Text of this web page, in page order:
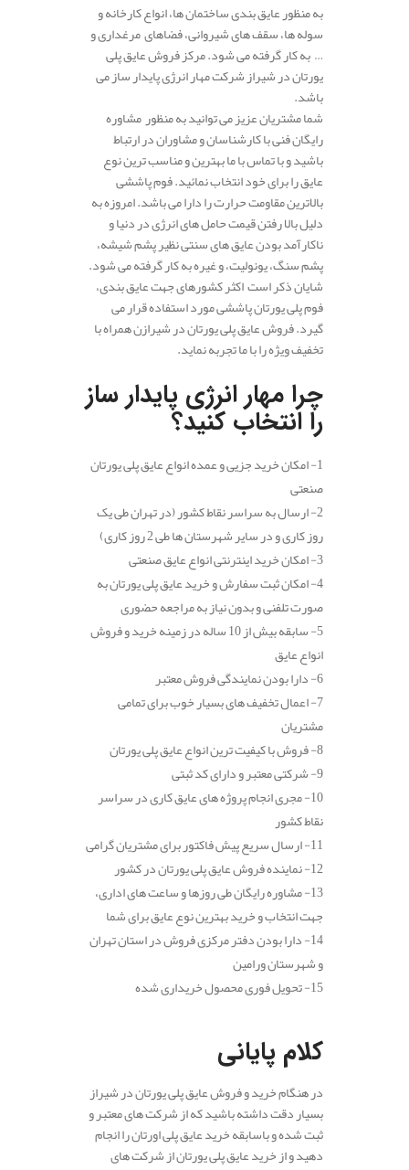
به منظور عایق بندی ساختمان ها، انواع کارخانه و
سوله ها، سقف های شیروانی، فضاهای مرغداری و
… به کار گرفته می شود. مرکز فروش عایق پلی
یورتان در شیراز شرکت مهار انرژی پایدار ساز می
باشد.
شما مشتریان عزیز می توانید به منظور مشاوره
رایگان فنی با کارشناسان و مشاوران در ارتباط
باشید و با تماس با ما بهترین و مناسب ترین نوع
عایق را برای خود انتخاب نمائید. فوم پاششی
بالاترین مقاومت حرارت را دارا می باشد. امروزه به
دلیل بالا رفتن قیمت حامل های انرژی در دنیا و
ناکارآمد بودن عایق های سنتی نظیر پشم شیشه،
پشم سنگ، یونولیت، و غیره به کار گرفته می شود.
شایان ذکر است اکثر کشورهای جهت عایق بندی،
فوم پلی یورتان پاششی مورد استفاده قرار می
گیرد. فروش عایق پلی یورتان در شیرازن همراه با
تخفیف ویژه را با ما تجربه نماید.
چرا مهار انرژی پایدار ساز
را انتخاب کنید؟
1- امکان خرید جزیی و عمده انواع عایق پلی یورتان
صنعتی
2- ارسال به سراسر نقاط کشور (در تهران طی یک
روز کاری و در سایر شهرستان ها طی 2 روز کاری)
3- امکان خرید اینترنتی انواع عایق صنعتی
4- امکان ثبت سفارش و خرید عایق پلی یورتان به
صورت تلفنی و بدون نیاز به مراجعه حضوری
5- سابقه بیش از 10 ساله در زمینه خرید و فروش
انواع عایق
6- دارا بودن نمایندگی فروش معتبر
7- اعمال تخفیف های بسیار خوب برای تمامی
مشتریان
8- فروش با کیفیت ترین انواع عایق پلی یورتان
9- شرکتی معتبر و دارای کد ثبتی
10- مجری انجام پروژه های عایق کاری در سراسر
نقاط کشور
11- ارسال سریع پیش فاکتور برای مشتریان گرامی
12- نماینده فروش عایق پلی یورتان در کشور
13- مشاوره رایگان طی روزها و ساعت های اداری،
جهت انتخاب و خرید بهترین نوع عایق برای شما
14- دارا بودن دفتر مرکزی فروش در استان تهران
و شهرستان ورامین
15- تحویل فوری محصول خریداری شده
کلام پایانی
در هنگام خرید و فروش عایق پلی یورتان در شیراز
بسیار دقت داشته باشید که از شرکت های معتبر و
ثبت شده و باسابقه خرید عایق پلی اورتان را انجام
دهید و از خرید عایق پلی یورتان از شرکت های